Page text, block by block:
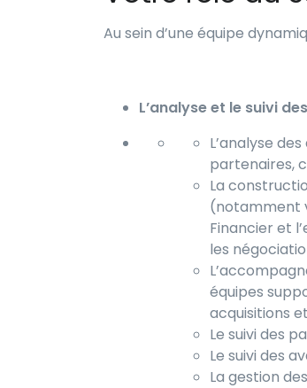
Au sein d’une équipe
L’analyse et le suivi
L’analyse
partenaires,
La
(notamment
Financier et
les
équipes
acquisitions
Le suivi des
Le suivi des
La gestion